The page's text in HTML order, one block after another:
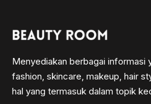
Menyediakan berbagai informasi
fashion, skincare, makeup, hair
hal yang termasuk dalam topik